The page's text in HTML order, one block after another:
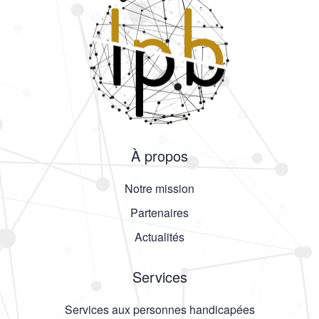
À propos
Notre mission
Partenaires
Actualités
Services
Services aux personnes handicapées